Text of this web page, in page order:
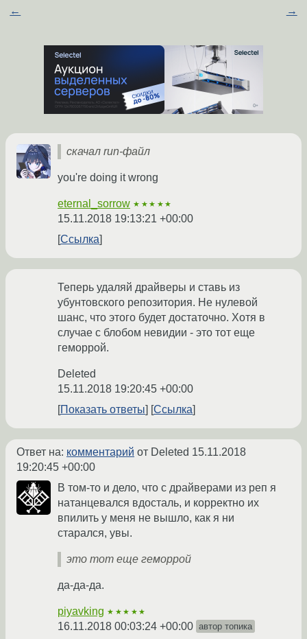
← →
скачал run-файл
you're doing it wrong
eternal_sorrow ★★★★★
15.11.2018 19:13:21 +00:00
Ссылка
Теперь удаляй драйверы и ставь из
убунтовского репозитория. Не нулевой
шанс, что этого будет достаточно. Хотя в
случае с блобом невидии - это тот еще
геморрой.
Deleted
15.11.2018 19:20:45 +00:00
Показать ответы
Ссылка
Ответ на: комментарий от Deleted 15.11.2018
19:20:45 +00:00
В том-то и дело, что с драйверами из реп я
натанцевался вдосталь, и корректно их
впилить у меня не вышло, как я ни
старался, увы.
это тот еще геморрой
да-да-да.
piyavking ★★★★★
16.11.2018 00:03:24 +00:00 автор топика